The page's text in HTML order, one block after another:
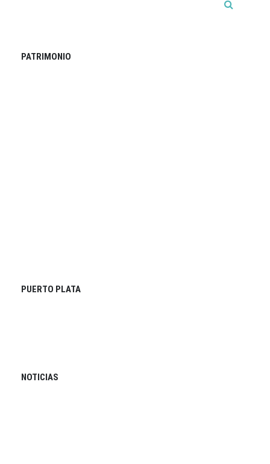
PATRIMONIO
PUERTO PLATA
NOTICIAS